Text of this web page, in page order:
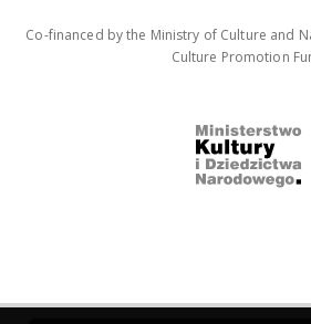
Co-financed by the Ministry of Culture and
Culture Promotion